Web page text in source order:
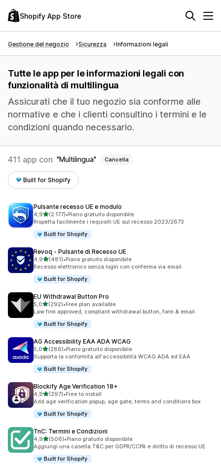
Shopify App Store
Gestione del negozio Sicurezza Informazioni legali
Tutte le app per le informazioni legali con
funzionalità di multilingua
Assicurati che il tuo negozio sia conforme alle
normative e che i clienti consultino i termini e le
condizioni quando necessario.
411 app con Multilingua Cancella
Built for Shopify
Pulsante recesso UE e modulo
4,9stelle su 5
(2.177)
2177 recensioni totali
•Piano gratuito disponibile
Rispetta facilmente i requisiti UE sul recesso 2023/2673
Built for Shopify
Revoq ‑ Pulsante di Recesso UE
4,9stelle su 5
(481)
481 recensioni totali
•Piano gratuito disponibile
Recesso elettronico senza login con conferma via email
Built for Shopify
EU Withdrawal Button Pro
5,0stelle su 5
(292)
292 recensioni totali
•Free plan available
Law firm approved, compliant withdrawal button, form & email
Built for Shopify
AG Accessibility EAA ADA WCAG
5,0stelle su 5
(286)
286 recensioni totali
•Piano gratuito disponibile
Supporta la conformità all'accessibilità WCAG ADA ed EAA
Built for Shopify
Blockify Age Verification 18+
4,9stelle su 5
(297)
297 recensioni totali
•Free to install
Add age verification popup, age gate, terms and conditions box
Built for Shopify
TnC: Termini e Condizioni
4,9stelle su 5
(506)
506 recensioni totali
•Piano gratuito disponibile
Aggiungi una casella T&C per GDPR/CCPA e diritto di recesso UE
Built for Shopify